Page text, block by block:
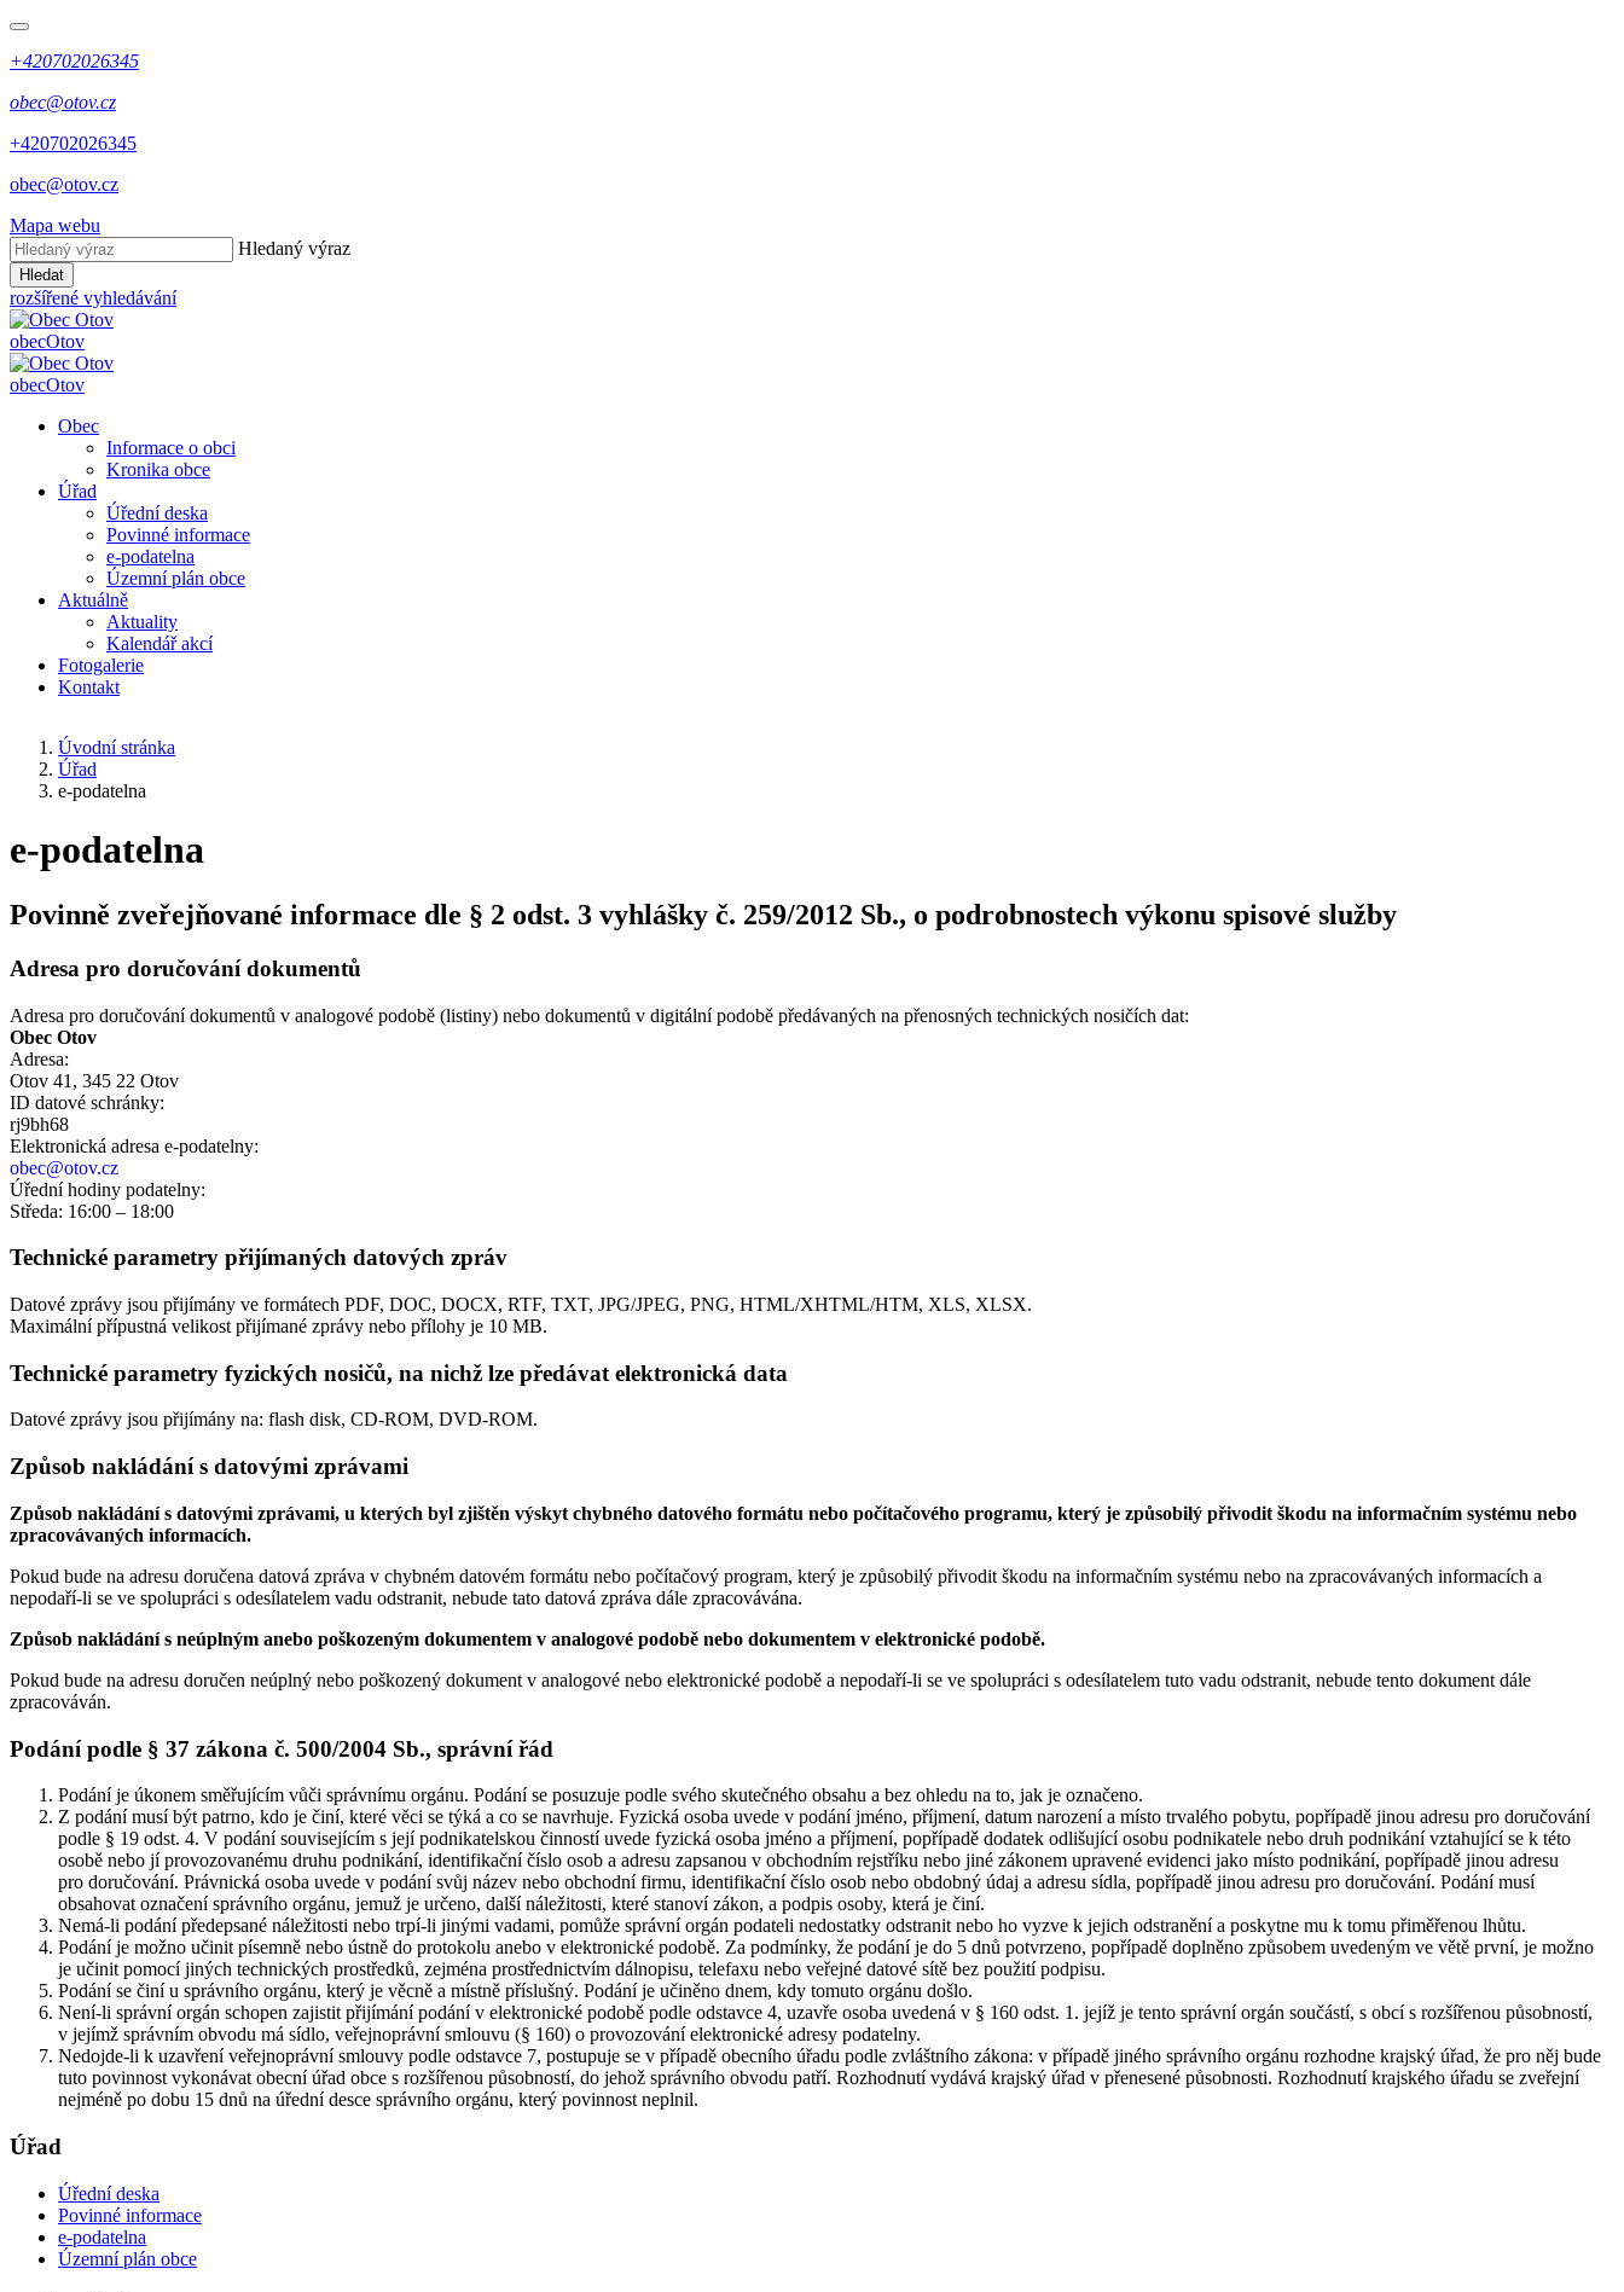
+420702026345
obec@otov.cz
+420702026345
obec@otov.cz
Mapa webu
Hledaný výraz
Hledat
rozšířené vyhledávání
obecOtov
obecOtov
Obec
Informace o obci
Kronika obce
Úřad
Úřední deska
Povinné informace
e-podatelna
Územní plán obce
Aktuálně
Aktuality
Kalendář akcí
Fotogalerie
Kontakt
Úvodní stránka
Úřad
e-podatelna
e-podatelna
Povinně zveřejňované informace dle § 2 odst. 3 vyhlášky č. 259/2012 Sb., o podrobnostech výkonu spisové služby
Adresa pro doručování dokumentů
Adresa pro doručování dokumentů v analogové podobě (listiny) nebo dokumentů v digitální podobě předávaných na přenosných technických nosičích dat:
Obec Otov
Adresa:
Otov 41, 345 22 Otov
ID datové schránky:
rj9bh68
Elektronická adresa e‑podatelny:
obec@otov.cz
Úřední hodiny podatelny:
Středa: 16:00 – 18:00
Technické parametry přijímaných datových zpráv
Datové zprávy jsou přijímány ve formátech PDF, DOC, DOCX, RTF, TXT, JPG/JPEG, PNG, HTML/XHTML/HTM, XLS, XLSX.
Maximální přípustná velikost přijímané zprávy nebo přílohy je 10 MB.
Technické parametry fyzických nosičů, na nichž lze předávat elektronická data
Datové zprávy jsou přijímány na: flash disk, CD-ROM, DVD-ROM.
Způsob nakládání s datovými zprávami
Způsob nakládání s datovými zprávami, u kterých byl zjištěn výskyt chybného datového formátu nebo počítačového programu, který je způsobilý přivodit škodu na informačním systému nebo
zpracovávaných informacích.
Pokud bude na adresu doručena datová zpráva v chybném datovém formátu nebo počítačový program, který je způsobilý přivodit škodu na informačním systému nebo na zpracovávaných informacích a
nepodaří-li se ve spolupráci s odesílatelem vadu odstranit, nebude tato datová zpráva dále zpracovávána.
Způsob nakládání s neúplným anebo poškozeným dokumentem v analogové podobě nebo dokumentem v elektronické podobě.
Pokud bude na adresu doručen neúplný nebo poškozený dokument v analogové nebo elektronické podobě a nepodaří-li se ve spolupráci s odesílatelem tuto vadu odstranit, nebude tento dokument dále
zpracováván.
Podání podle § 37 zákona č. 500/2004 Sb., správní řád
Podání je úkonem směřujícím vůči správnímu orgánu. Podání se posuzuje podle svého skutečného obsahu a bez ohledu na to, jak je označeno.
Z podání musí být patrno, kdo je činí, které věci se týká a co se navrhuje. Fyzická osoba uvede v podání jméno, příjmení, datum narození a místo trvalého pobytu, popřípadě jinou adresu pro doručování
podle § 19 odst. 4. V podání souvisejícím s její podnikatelskou činností uvede fyzická osoba jméno a příjmení, popřípadě dodatek odlišující osobu podnikatele nebo druh podnikání vztahující se k této
osobě nebo jí provozovanému druhu podnikání, identifikační číslo osob a adresu zapsanou v obchodním rejstříku nebo jiné zákonem upravené evidenci jako místo podnikání, popřípadě jinou adresu
pro doručování. Právnická osoba uvede v podání svůj název nebo obchodní firmu, identifikační číslo osob nebo obdobný údaj a adresu sídla, popřípadě jinou adresu pro doručování. Podání musí
obsahovat označení správního orgánu, jemuž je určeno, další náležitosti, které stanoví zákon, a podpis osoby, která je činí.
Nemá-li podání předepsané náležitosti nebo trpí-li jinými vadami, pomůže správní orgán podateli nedostatky odstranit nebo ho vyzve k jejich odstranění a poskytne mu k tomu přiměřenou lhůtu.
Podání je možno učinit písemně nebo ústně do protokolu anebo v elektronické podobě. Za podmínky, že podání je do 5 dnů potvrzeno, popřípadě doplněno způsobem uvedeným ve větě první, je možno
je učinit pomocí jiných technických prostředků, zejména prostřednictvím dálnopisu, telefaxu nebo veřejné datové sítě bez použití podpisu.
Podání se činí u správního orgánu, který je věcně a místně příslušný. Podání je učiněno dnem, kdy tomuto orgánu došlo.
Není-li správní orgán schopen zajistit přijímání podání v elektronické podobě podle odstavce 4, uzavře osoba uvedená v § 160 odst. 1. jejíž je tento správní orgán součástí, s obcí s rozšířenou působností,
v jejímž správním obvodu má sídlo, veřejnoprávní smlouvu (§ 160) o provozování elektronické adresy podatelny.
Nedojde-li k uzavření veřejnoprávní smlouvy podle odstavce 7, postupuje se v případě obecního úřadu podle zvláštního zákona: v případě jiného správního orgánu rozhodne krajský úřad, že pro něj bude
tuto povinnost vykonávat obecní úřad obce s rozšířenou působností, do jehož správního obvodu patří. Rozhodnutí vydává krajský úřad v přenesené působnosti. Rozhodnutí krajského úřadu se zveřejní
nejméně po dobu 15 dnů na úřední desce správního orgánu, který povinnost neplnil.
Úřad
Úřední deska
Povinné informace
e-podatelna
Územní plán obce